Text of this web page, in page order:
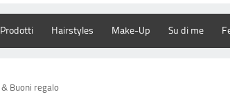
Prodotti Hairstyles Make-Up Su di me
Buoni regalo